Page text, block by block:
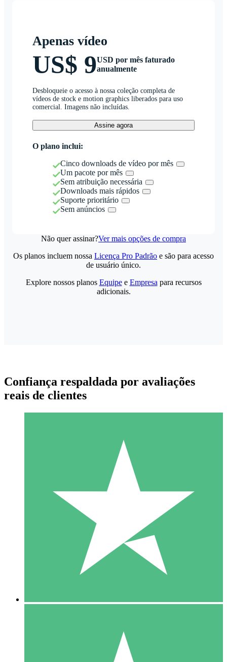
Apenas vídeo
US$ 9USD por mês faturado
anualmente
Desbloqueie o acesso à nossa coleção completa de
vídeos de stock e motion graphics liberados para uso
comercial. Imagens não incluídas.
Assine agora
O plano inclui:
Cinco downloads de vídeo por mês
Um pacote por mês
Sem atribuição necessária
Downloads mais rápidos
Suporte prioritário
Sem anúncios
Não quer assinar?Ver mais opções de compra
Pacotes de Créditos Individuais
Pague conforme o uso com créditos de download. Sem
1000
10 Downloads
20 00
Os planos incluem nossa Licença Pro Padrão e são para acesso
de usuário único.
Explore nossos planos Equipee Empresa para recursos
adicionais.
Confiança respaldada por avaliações
reais de clientes